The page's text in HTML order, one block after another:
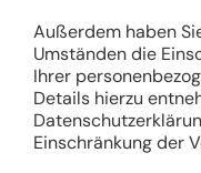
Außerdem haben
Umständen die
Ihrer
Details hierzu
Einschränkung der